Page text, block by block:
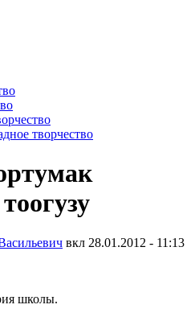
творчество
вкл 28.01.2012 - 11:13
школы.